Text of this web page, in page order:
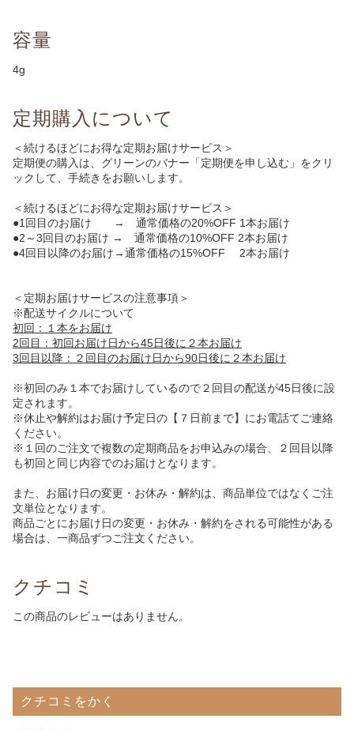
容量
4g
定期購入について
＜続けるほどにお得な定期お届けサービス＞
定期便の購入は、グリーンのバナー「定期便を申し込む」をクリ
ックして、手続きをお願いします。
＜続けるほどにお得な定期お届けサービス＞
●1回目のお届け → 通常価格の20%OFF 1本お届け
●2～3回目のお届け → 通常価格の10%OFF 2本お届け
●4回目以降のお届け→通常価格の15%OFF 2本お届け
＜定期お届けサービスの注意事項＞
※配送サイクルについて
初回：１本をお届け
2回目：初回お届け日から45日後に２本お届け
3回目以降：２回目のお届け日から90日後に２本お届け
※初回のみ１本でお届けしているので２回目の配送が45日後に設
定されます。
※休止や解約はお届け予定日の【７日前まで】にお電話てご連絡
ください。
※１回のご注文で複数の定期商品をお申込みの場合、２回目以降
も初回と同じ内容でのお届けとなります。
また、お届け日の変更・お休み・解約は、商品単位ではなくご注
文単位となります。
商品ごとにお届け日の変更・お休み・解約をされる可能性がある
場合は、一商品ずつご注文ください。
クチコミ
この商品のレビューはありません。
クチコミをかく